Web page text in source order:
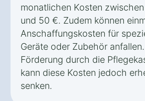
monatlichen Kosten
und 50 €. Zudem können
Anschaffungskosten für
Geräte oder Zubehör
Förderung durch die
kann diese Kosten jedoch
senken.